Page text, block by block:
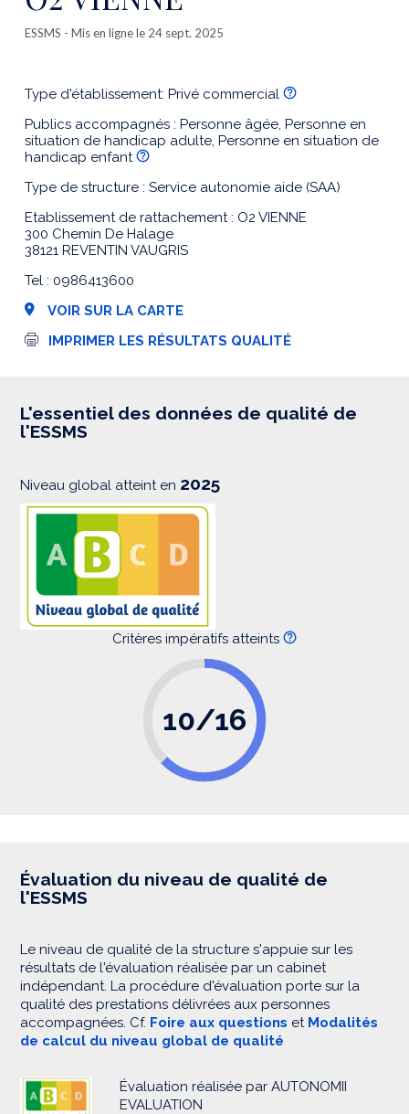
ESSMS - Mis en ligne le 24 sept. 2025
Type d'établissement: Privé commercial
Publics accompagnés : Personne âgée, Personne en
situation de handicap adulte, Personne en situation de
handicap enfant
Type de structure : Service autonomie aide (SAA)
Etablissement de rattachement : O2 VIENNE
300 Chemin De Halage
38121 REVENTIN VAUGRIS
Tel : 0986413600
VOIR SUR LA CARTE
I
s
i
IMPRIMER LES RÉSULTATS QUALITÉ
L'essentiel des données de qualité de
l'ESSMS
Niveau global atteint en 2025
Critères impératifs atteints
10/16
Évaluation du niveau de qualité de
l'ESSMS
Le niveau de qualité de la structure s'appuie sur les
résultats de l'évaluation réalisée par un cabinet
indépendant. La procédure d'évaluation porte sur la
qualité des prestations délivrées aux personnes
accompagnées. Cf. Foire aux questions et Modalités
de calcul du niveau global de qualité
Évaluation réalisée par AUTONOMII
EVALUATION